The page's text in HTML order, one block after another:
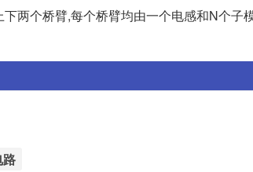
两个桥臂,每个桥臂均由一个电感和N个子
路